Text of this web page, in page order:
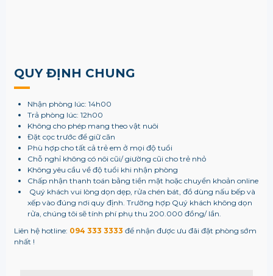
QUY ĐỊNH CHUNG
Nhận phòng lúc: 14h00
Trả phòng lúc: 12h00
Không cho phép mang theo vật nuôi
Đặt cọc trước để giữ căn
Phù hợp cho tất cả trẻ em ở mọi độ tuổi
Chỗ nghỉ không có nôi cũi/ giường cũi cho trẻ nhỏ
Không yêu cầu về độ tuổi khi nhận phòng
Chấp nhận thanh toán bằng tiền mặt hoặc chuyển khoản online
Quý khách vui lòng dọn dẹp, rửa chén bát, đồ dùng nấu bếp và
xếp vào đúng nơi quy định. Trường hợp Quý khách không dọn
rửa, chúng tôi sẽ tính phí phụ thu 200.000 đồng/ lần.
Liên hệ hotline: 094 333 3333 để nhận được ưu đãi đặt phòng sớm
nhất !